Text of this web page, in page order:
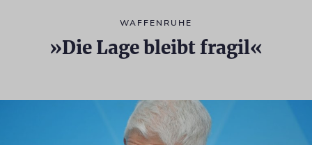
WAFFENRUHE
»Die Lage bleibt fragil«